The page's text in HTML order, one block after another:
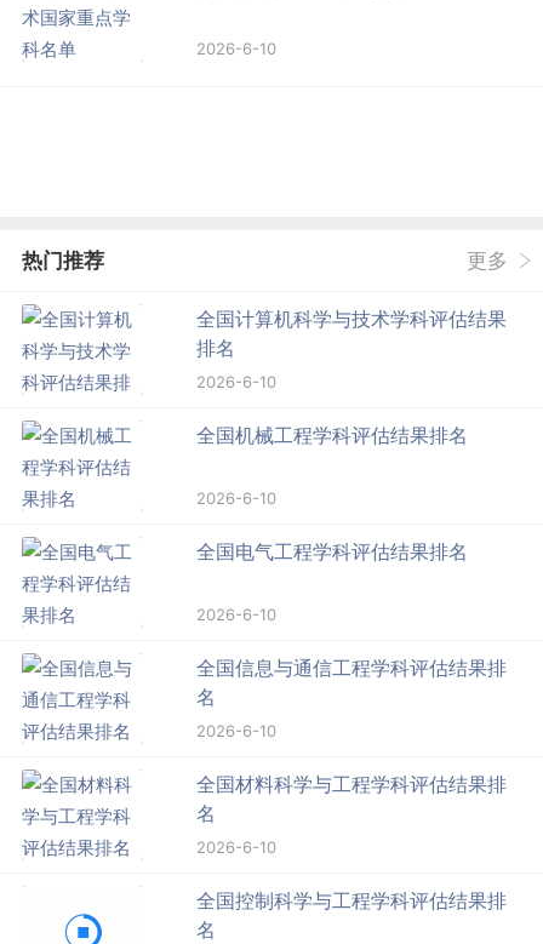
2026-6-10
热门推荐 更多
全国计算机科学与技术学科评估结果
排名
2026-6-10
全国机械工程学科评估结果排名
2026-6-10
全国电气工程学科评估结果排名
2026-6-10
全国信息与通信工程学科评估结果排
名
2026-6-10
全国材料科学与工程学科评估结果排
名
2026-6-10
全国控制科学与工程学科评估结果排
名